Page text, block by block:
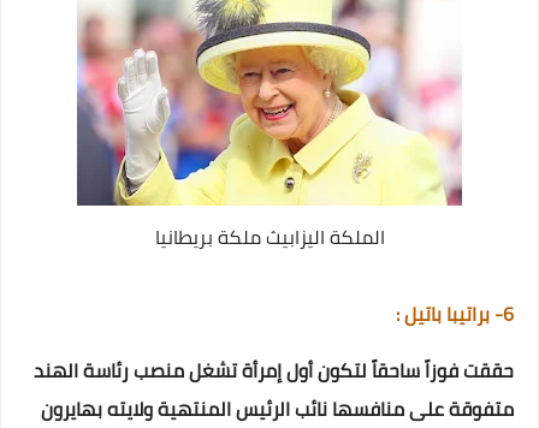
الملكة اليزابيث ملكة بريطانيا
6- براتيبا باتيل :
حققت فوزاً ساحقاً لتكون أول إمرأة تشغل منصب رئاسة الهند
متفوقة على منافسها نائب الرئيس المنتهية ولايته بهايرون